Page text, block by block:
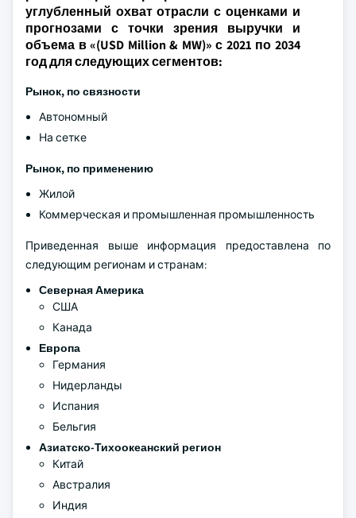
углубленный охват отрасли с оценками и
прогнозами с точки зрения выручки и
объема в «(USD Million & MW)» с 2021 по 2034
год для следующих сегментов:
Рынок, по связности
Автономный
На сетке
Рынок, по применению
Жилой
Коммерческая и промышленная промышленность
Приведенная выше информация предоставлена по
следующим регионам и странам:
Северная Америка
США
Канада
Европа
Германия
Нидерланды
Испания
Бельгия
Азиатско-Тихоокеанский регион
Китай
Австралия
Индия